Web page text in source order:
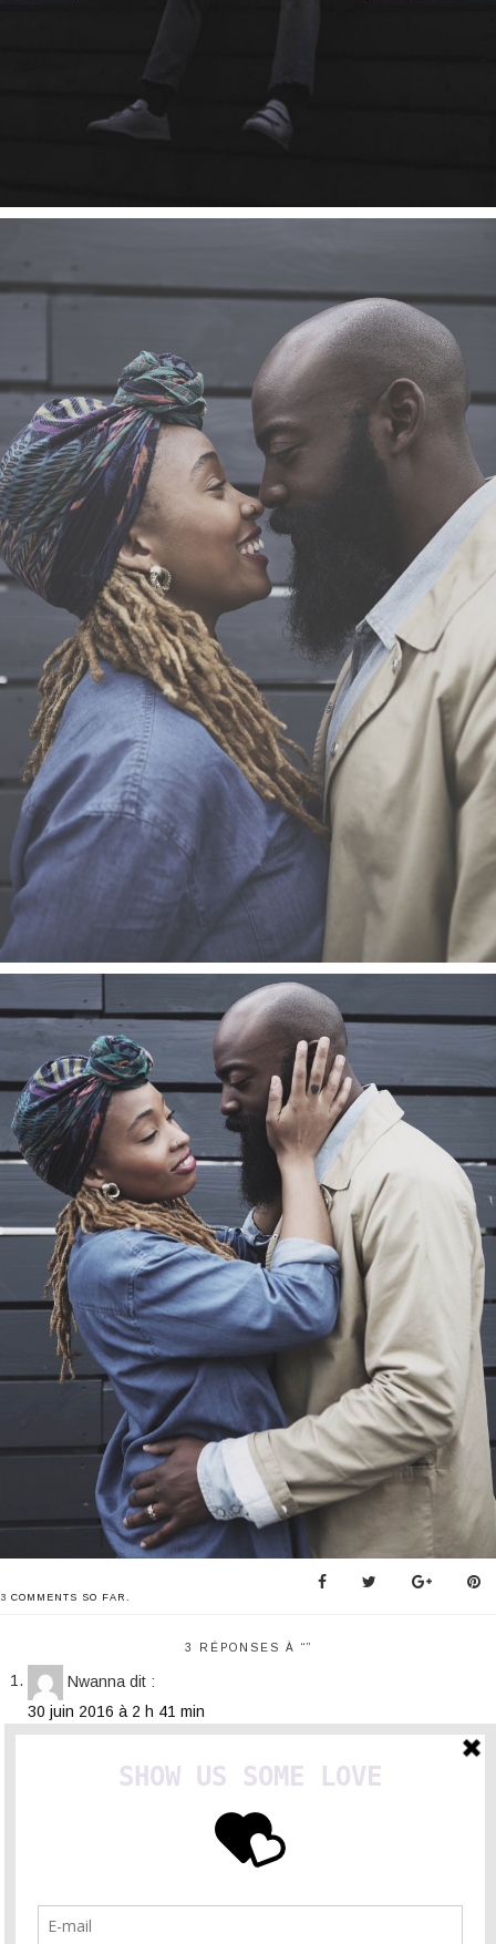
3 COMMENTS SO FAR.
3 RÉPONSES À “”
Nwanna dit :
30 juin 2016 à 2 h 41 min
Royal
Sundae Myrtille dit :
Merci Soreya et Henri! Je vous suis et je ne connaissais pas la
marque Native Youth…. J’adoooooore !!!! Tout ce que vous
présentez est top ! Continuez… Vous êtes trop trop trop ….
myst dit :
9 juin 2016 à 21 h 22 min